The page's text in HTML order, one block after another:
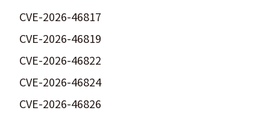
CVE-2026-46817
CVE-2026-46819
CVE-2026-46822
CVE-2026-46824
CVE-2026-46826